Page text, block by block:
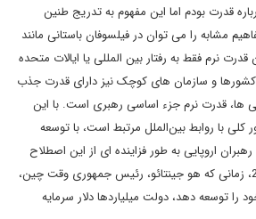
قدرت بودم اما این مفهوم به تدریج طنین
مشابه را می توان در فیلسوفان باستانی مانند
نرم فقط به رفتار بین المللی یا ایالات متحده
و سازمان های کوچک نیز دارای قدرت جذب
ها، قدرت نرم جزء اساسی رهبری است. با این
کلی با روابط بین‌الملل مرتبط است، با توسعه
اروپایی به طور فزاینده ای از این اصطلاح
استفاده کردند و از سال 2007، زمانی که هو جینتائو، رئیس جمهوری وقت چین،
را توسعه دهد، دولت میلیاردها دلار سرمایه